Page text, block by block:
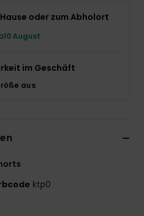
oder zum Abholort
10 August
im Geschäft
aus
ktp0